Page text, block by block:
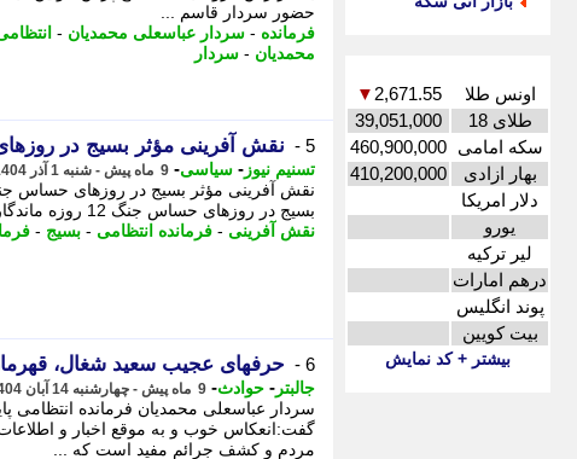
اونس طلا 2,671.55
▼
طلای 18
39,051,000
سکه امامی 460,900,000
بهار ازادی
410,200,000
دلار امریکا
یورو
لیر ترکیه
درهم امارات
پوند انگلیس
بیت کویین
بیشتر + کد نمایش
حضور سردار قاسم ...
فرمانده - سردار عباسعلی محمدیان -
محمدیان - سردار
5 - نقش آفرینی مؤثر بسیج در روزهای حساس جنگ
تسنیم نیوز - سیاسی- 9 ماه پیش - شنبه 1 آذر 1404، 09:45
بسیج در روزهای حساس جنگ 12 روزه ماندگار است.، به مناسبت هفته بسیج، فرمانده انتظامی ...
نقش آفرینی - فرمانده انتظامی - بسیج -
6 - حرفهای عجیب سعید شغال،
جالبتر - حوادث- 9 ماه پیش - چهارشنبه 14 آبان 1404، 18:57
سردار عباسعلی محمدیان فرمانده انتظامی
گفت:انعکاس خوب و به موقع اخبار و
مردم و کشف جرائم مفید است که ...